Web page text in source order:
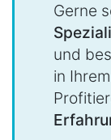
Gerne
und
in